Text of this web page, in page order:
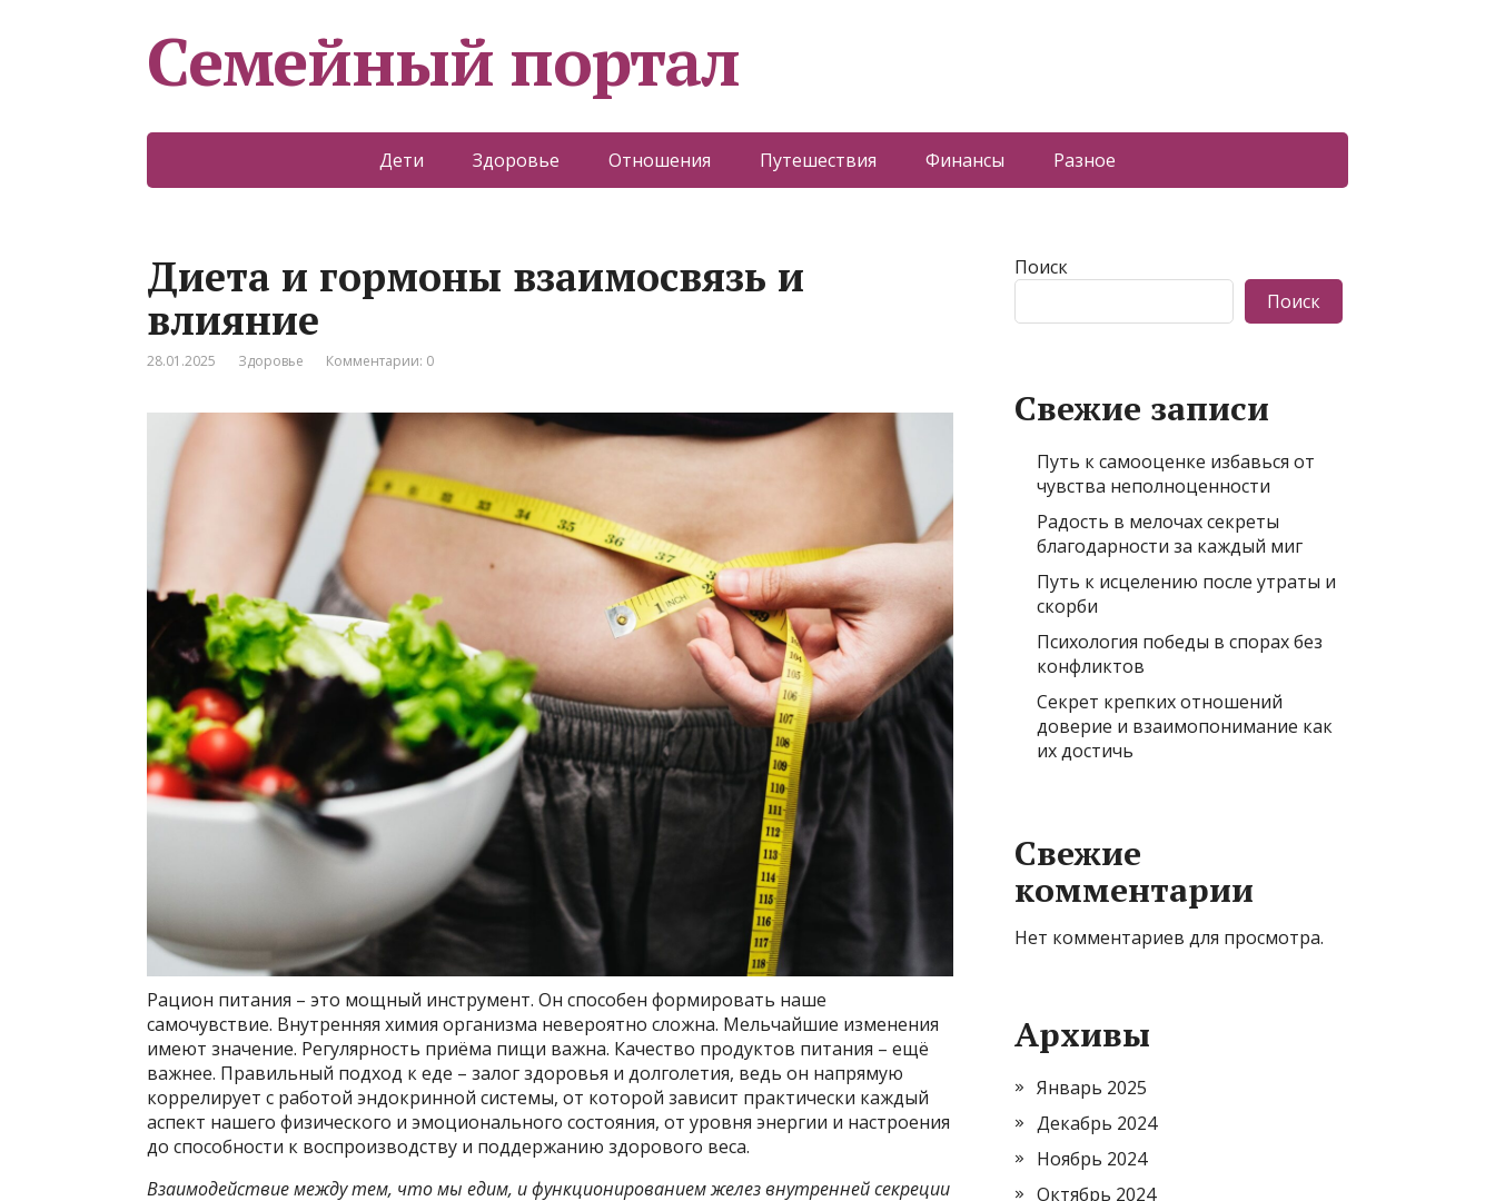
Семейный портал
Дети Здоровье Отношения Путешествия Финансы Разное
Диета и гормоны взаимосвязь и
влияние
28.01.2025 Здоровье Комментарии: 0
Рацион питания – это мощный инструмент. Он способен формировать наше
самочувствие. Внутренняя химия организма невероятно сложна. Мельчайшие изменения
имеют значение. Регулярность приёма пищи важна. Качество продуктов питания – ещё
важнее. Правильный подход к еде – залог здоровья и долголетия, ведь он напрямую
коррелирует с работой эндокринной системы, от которой зависит практически каждый
аспект нашего физического и эмоционального состояния, от уровня энергии и настроения
до способности к воспроизводству и поддержанию здорового веса.
Взаимодействие между тем, что мы едим, и функционированием желез внутренней секреции
Поиск
Поиск
Свежие записи
Путь к самооценке избавься от
чувства неполноценности
Радость в мелочах секреты
благодарности за каждый миг
Путь к исцелению после утраты и
скорби
Психология победы в спорах без
конфликтов
Секрет крепких отношений
доверие и взаимопонимание как
их достичь
Свежие
комментарии
Нет комментариев для просмотра.
Архивы
Январь 2025
Декабрь 2024
Ноябрь 2024
Октябрь 2024